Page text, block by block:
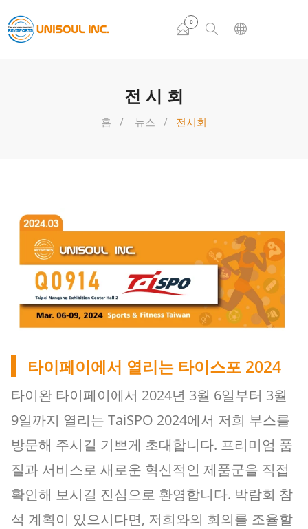
0
전시회
홈 뉴스 전시회
타이페이에서 열리는 타이스포 2024
타이완 타이페이에서 2024년 3월 6일부터 3월
9일까지 열리는 TaiSPO 2024에서 저희 부스를
방문해 주시길 기쁘게 초대합니다. 프리미엄 품
질과 서비스로 새로운 혁신적인 제품군을 직접
확인해 보시길 진심으로 환영합니다. 박람회 참
석 계획이 있으시다면, 저희와의 회의를 조율할